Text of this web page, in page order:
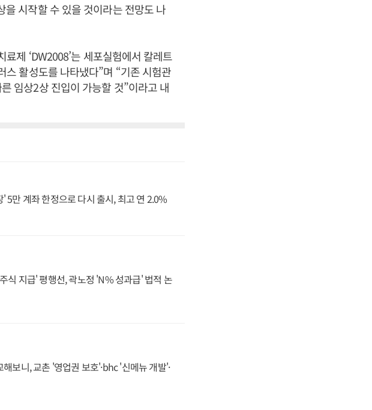
시작할 수 있을 것이라는 전망도 나
제 ‘DW2008’는 세포실험에서 칼레트
활성도를 나타냈다”며 “기존 시험관
임상2상 진입이 가능할 것”이라고 내
5만 계좌 한정으로 다시 출시, 최고 연 2.0%
식 지급' 평행선, 곽노정 'N% 성과급' 법적 논
보니, 교촌 '영업권 보호'·bhc '신메뉴 개발'·